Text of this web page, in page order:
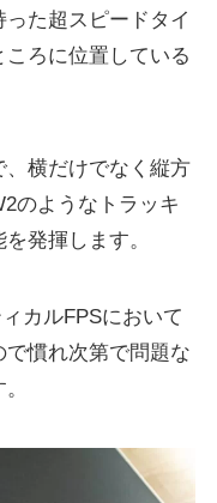
た超スピードタイ
ろに位置している
横だけでなく縦方
のようなトラッキ
発揮します。
カルFPSにおいて
慣れ次第で問題な